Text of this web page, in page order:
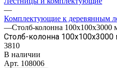
—
Комплектующие к деревянным
—Столб-колонна
Столб-колонна
3810
В наличии
Арт. 108006